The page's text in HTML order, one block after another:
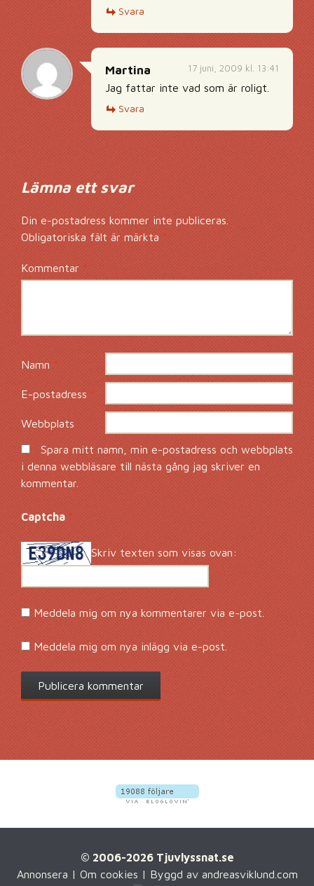
Svara
17 juni, 2009 kl. 13:41
Martina
Jag fattar inte vad som är roligt.
Svara
Lämna ett svar
Din e-postadress kommer inte publiceras.
Obligatoriska fält är märkta*
Kommentar *
Namn *
E-postadress *
Webbplats
Spara mitt namn, min e-postadress och webbplats
i denna webbläsare till nästa gång jag skriver en
kommentar.
Captcha*
Skriv texten som visas ovan:
Meddela mig om nya kommentarer via e-post.
Meddela mig om nya inlägg via e-post.
© 2006-2026 Tjuvlyssnat.se
Annonsera | Om cookies | Byggd av andreasviklund.com